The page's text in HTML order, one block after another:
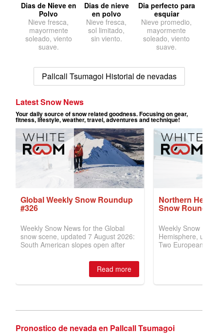
Dias de Nieve en
Polvo
Nieve fresca,
mayormente
soleado, viento
suave.
Dias de nieve
en polvo
Nieve fresca,
sol limitado,
sin viento.
Dia perfecto para
esquiar
Nieve promedio,
mayormente
soleado, viento
suave.
Pallcall Tsumagoi Historial de nevadas
Pronostico de nevada en Pallcall Tsumagoi